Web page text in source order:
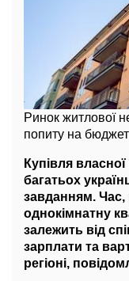
Ринок житлової
попиту на
Купівля
багатьох
завданням. Час,
однокімнатну
залежить від
зарплати та
регіоні,